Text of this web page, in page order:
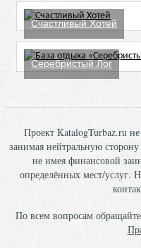
Счастливый Хотей
Серебристый Лог
Проект KatalogTurbaz.ru
занимая нейтральную
не имея финансовой
определённых мест/услуг.
По всем вопросам